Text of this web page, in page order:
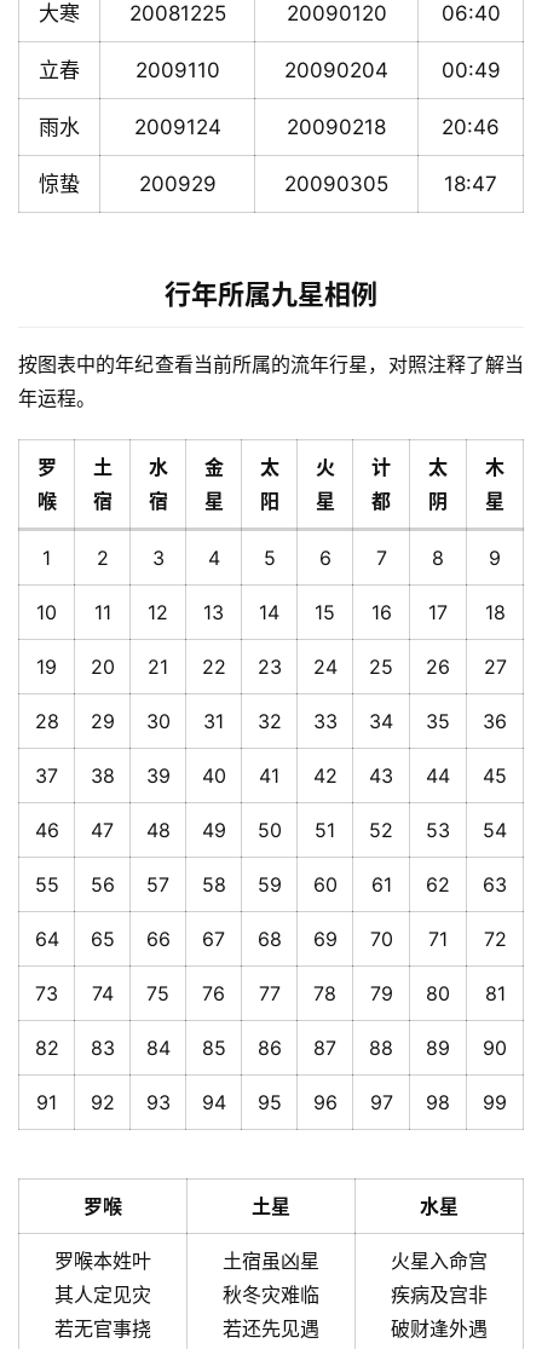
大寒 20081225 20090120 06:40
立春 2009110 20090204 00:49
雨水 2009124 20090218 20:46
惊蛰 200929 20090305 18:47
行年所属九星相例
按图表中的年纪查看当前所属的流年行星，对照注释了解当
年运程。
罗
喉
土
宿
水
宿
金
星
太
阳
火
星
计
都
太
阴
木
星
1 2 3 4 5 6 7 8 9
10 11 12 13 14 15 16 17 18
19 20 21 22 23 24 25 26 27
28 29 30 31 32 33 34 35 36
37 38 39 40 41 42 43 44 45
46 47 48 49 50 51 52 53 54
55 56 57 58 59 60 61 62 63
64 65 66 67 68 69 70 71 72
73 74 75 76 77 78 79 80 81
82 83 84 85 86 87 88 89 90
91 92 93 94 95 96 97 98 99
罗喉 土星 水星
罗喉本姓叶
其人定见灾
若无官事挠
土宿虽凶星
秋冬灾难临
若还先见遇
火星入命宫
疾病及宫非
破财逢外遇